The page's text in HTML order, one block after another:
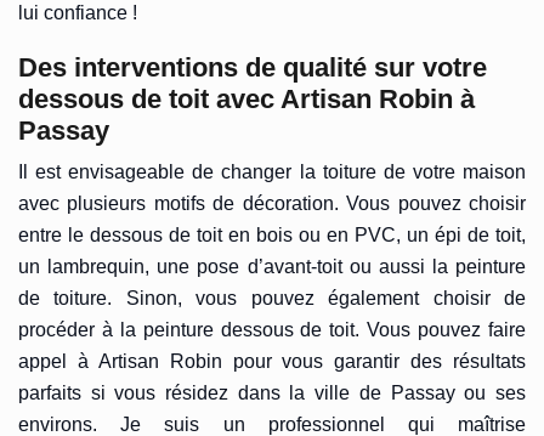
lui confiance !
Des interventions de qualité sur votre
dessous de toit avec Artisan Robin à
Passay
Il est envisageable de changer la toiture de votre maison
avec plusieurs motifs de décoration. Vous pouvez choisir
entre le dessous de toit en bois ou en PVC, un épi de toit,
un lambrequin, une pose d’avant-toit ou aussi la peinture
de toiture. Sinon, vous pouvez également choisir de
procéder à la peinture dessous de toit. Vous pouvez faire
appel à Artisan Robin pour vous garantir des résultats
parfaits si vous résidez dans la ville de Passay ou ses
environs. Je suis un professionnel qui maîtrise